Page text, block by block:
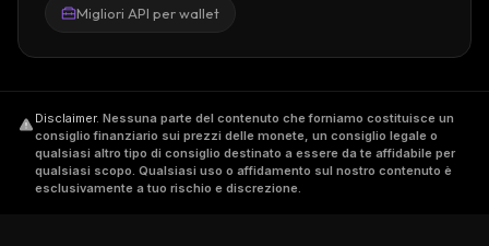
Migliori API per wallet
Disclaimer. Nessuna parte del contenuto che forniamo costituisce un
consiglio finanziario sui prezzi delle monete, un consiglio legale o
qualsiasi altro tipo di consiglio destinato a essere da te affidabile per
qualsiasi scopo. Qualsiasi uso o affidamento sul nostro contenuto è
esclusivamente a tuo rischio e discrezione.